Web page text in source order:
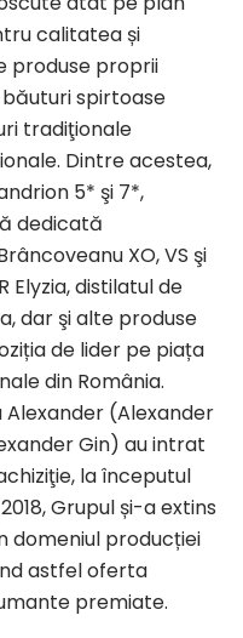
calitatea și
produse proprii
spirtoase
tradiţionale
Dintre acestea,
5* şi 7*,
dedicată
XO, VS şi
Elyzia, distilatul de
dar şi alte produse
de lider pe piața
din România.
(Alexander
Gin) au intrat
la începutul
Grupul și-a extins
domeniul producției
astfel oferta
premiate.